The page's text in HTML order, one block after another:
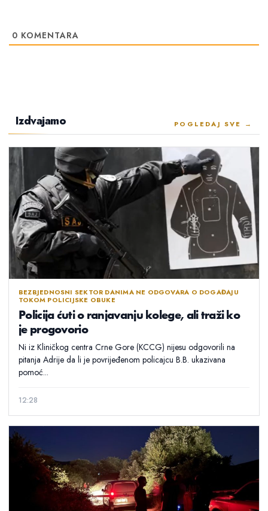
0 KOMENTARA
Izdvajamo POGLEDAJ SVE →
BEZBJEDNOSNI SEKTOR DANIMA NE ODGOVARA O DOGAĐAJU
TOKOM POLICIJSKE OBUKE
Policija ćuti o ranjavanju kolege, ali traži ko
je progovorio
Ni iz Kliničkog centra Crne Gore (KCCG) nijesu odgovorili na
pitanja Adrije da li je povrijeđenom policajcu B.B. ukazivana
pomoć...
12:28